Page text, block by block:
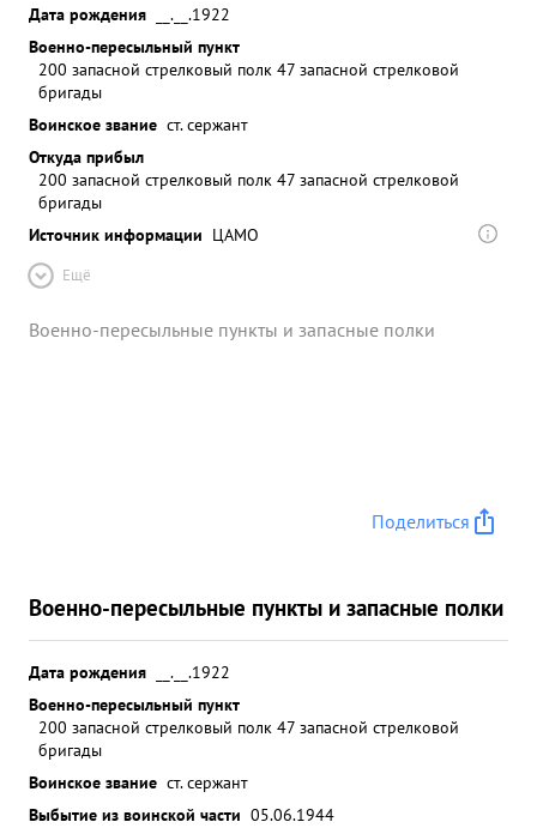
Дата рождения
__.__.1922
Военно-пересыльный пункт
200 запасной стрелковый полк 47 запасной стрелковой
бригады
Воинское звание ст. сержант
Откуда прибыл
200 запасной стрелковый полк 47 запасной стрелковой
бригады
Источник информации ЦАМО
Ещё
Военно-пересыльные пункты и запасные полки
Поделиться
Военно-пересыльные пункты и запасные полки
Дата рождения
__.__.1922
Военно-пересыльный пункт
200 запасной стрелковый полк 47 запасной стрелковой
бригады
Воинское звание ст. сержант
Выбытие из воинской части 05.06.1944